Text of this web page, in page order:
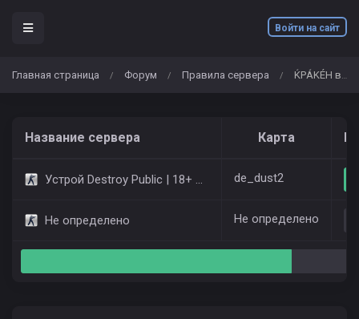
Войти на сайт
Главная страница / Форум / Правила сервера / ЌРÁKÉH в телеграме — нахожу ответы, которые не гуглил
Название сервера Карта
Устрой Destroy Public | 18+ Only Dust2 de_dust2
Не определено Не определено